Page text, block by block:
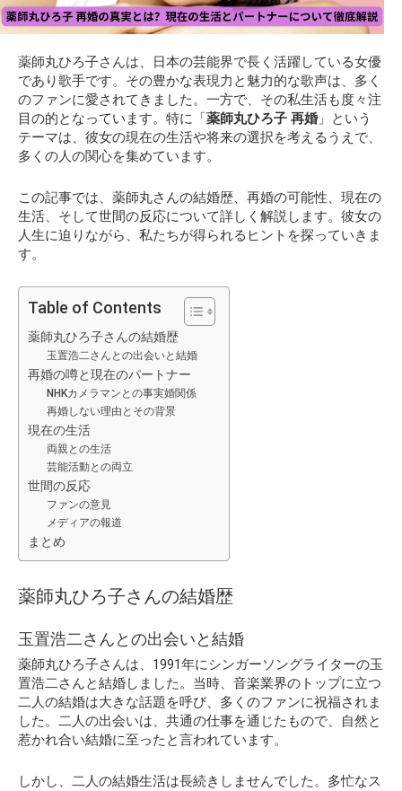
薬師丸ひろ子さんは、日本の芸能界で長く活躍している女優
であり歌手です。その豊かな表現力と魅力的な歌声は、多く
のファンに愛されてきました。一方で、その私生活も度々注
目の的となっています。特に「薬師丸ひろ子 再婚 」という
テーマは、彼女の現在の生活や将来の選択を考えるうえで、
多くの人の関心を集めています。
この記事では、薬師丸さんの結婚歴、再婚の可能性、現在の
生活、そして世間の反応について詳しく解説します。彼女の
人生に迫りながら、私たちが得られるヒントを探っていきま
す。
Table of Contents
薬師丸ひろ子さんの結婚歴
玉置浩二さんとの出会いと結婚
再婚の噂と現在のパートナー
NHKカメラマンとの事実婚関係
再婚しない理由とその背景
現在の生活
両親との生活
芸能活動との両立
世間の反応
ファンの意見
メディアの報道
まとめ
薬師丸ひろ子さんの結婚歴
玉置浩二さんとの出会いと結婚
薬師丸ひろ子さんは、1991年にシンガーソングライターの玉
置浩二さんと結婚しました。当時、音楽業界のトップに立つ
二人の結婚は大きな話題を呼び、多くのファンに祝福されま
した。二人の出会いは、共通の仕事を通じたもので、自然と
惹かれ合い結婚に至ったと言われています。
しかし、二人の結婚生活は長続きしませんでした。多忙なス